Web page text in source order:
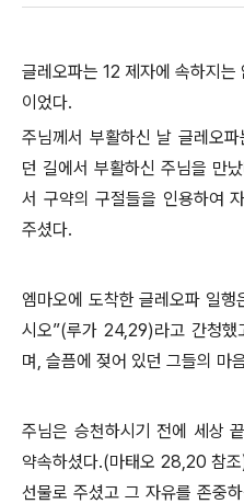
글레오파는 12 제자에 속하지
이었다.
주님께서 부활하신 날 글레오
던 길에서 부활하신 주님을 만
서 구약의 구절들을 인용하여
주셨다.
엠마오에 도착한 글레오파 일
시오”(루가 24,29)라고 간청
며, 슬픔에 젖어 있던 그들의 마
주님은 승천하시기 전에 세상
약속하셨다.(마태오 28,20 참
선물로 주셨고 그 자유를 존중